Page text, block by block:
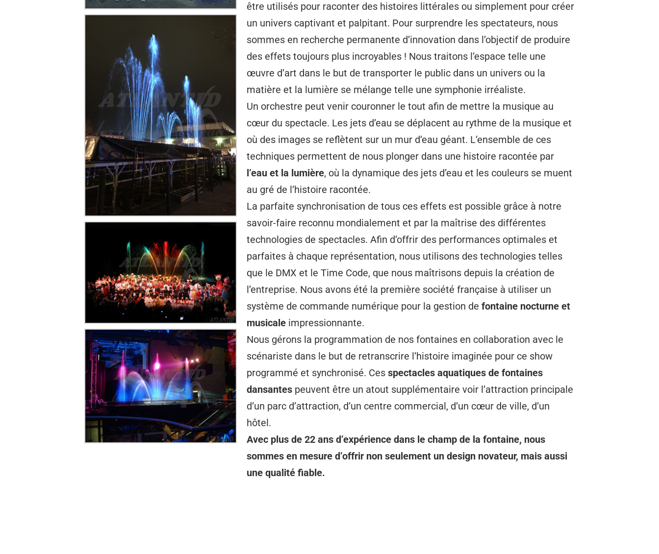
être utilisés pour raconter des histoires littérales ou simplement pour créer
un univers captivant et palpitant. Pour surprendre les spectateurs, nous
sommes en recherche permanente d’innovation dans l’objectif de produire
des effets toujours plus incroyables ! Nous traitons l’espace telle une
œuvre d’art dans le but de transporter le public dans un univers ou la
matière et la lumière se mélange telle une symphonie irréaliste.
Un orchestre peut venir couronner le tout afin de mettre la musique au
cœur du spectacle. Les jets d’eau se déplacent au rythme de la musique et
où des images se reflètent sur un mur d’eau géant. L’ensemble de ces
techniques permettent de nous plonger dans une histoire racontée par
l’eau et la lumière, où la dynamique des jets d’eau et les couleurs se muent
au gré de l’histoire racontée.
La parfaite synchronisation de tous ces effets est possible grâce à notre
savoir-faire reconnu mondialement et par la maîtrise des différentes
technologies de spectacles. Afin d’offrir des performances optimales et
parfaites à chaque représentation, nous utilisons des technologies telles
que le DMX et le Time Code, que nous maîtrisons depuis la création de
l’entreprise. Nous avons été la première société française à utiliser un
système de commande numérique pour la gestion de fontaine nocturne et
musicale impressionnante.
Nous gérons la programmation de nos fontaines en collaboration avec le
scénariste dans le but de retranscrire l’histoire imaginée pour ce show
programmé et synchronisé. Ces spectacles aquatiques de fontaines
dansantes peuvent être un atout supplémentaire voir l’attraction principale
d’un parc d’attraction, d’un centre commercial, d’un cœur de ville, d’un
hôtel.
Avec plus de 22 ans d’expérience dans le champ de la fontaine, nous
sommes en mesure d’offrir non seulement un design novateur, mais aussi
une qualité fiable.